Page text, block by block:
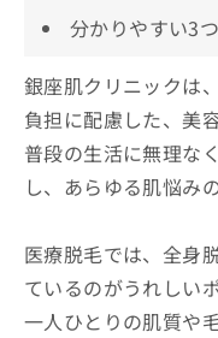
分かりやすい3
銀座肌クリニックは
負担に配慮した、美
普段の生活に無理な
し、あらゆる肌悩み
医療脱毛では、全身
ているのがうれしい
一人ひとりの肌質や